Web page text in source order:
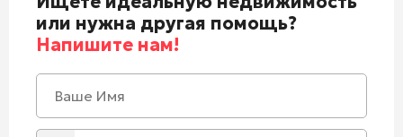
или нужна другая помощь?
Напишите нам!